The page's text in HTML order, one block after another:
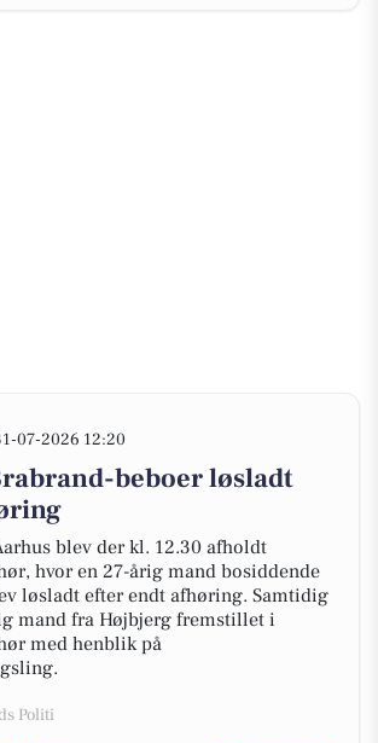
07-2026 12:20
beboer løsladt
blev der kl. 12.30 afholdt
hvor en 27-årig mand bosiddende
løsladt efter endt afhøring. Samtidig
mand fra Højbjerg fremstillet i
med henblik på
Politi